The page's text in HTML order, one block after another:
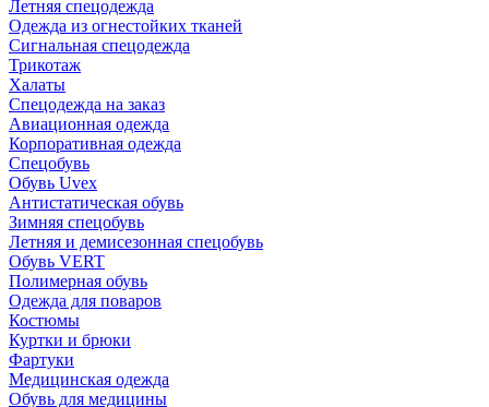
Летняя спецодежда
Одежда из огнестойких тканей
Сигнальная спецодежда
Трикотаж
Халаты
Спецодежда на заказ
Авиационная одежда
Корпоративная одежда
Спецобувь
Обувь Uvex
Антистатическая обувь
Зимняя спецобувь
Летняя и демисезонная спецобувь
Обувь VERT
Полимерная обувь
Одежда для поваров
Костюмы
Куртки и брюки
Фартуки
Медицинская одежда
Обувь для медицины